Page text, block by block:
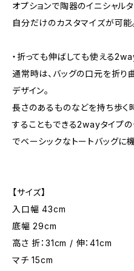
オプションで陶器のイニシャル
自分だけのカスタマイズが可能
・折っても伸ばしても使える
通常時は、バッグの口元を折り
デザイン。
長さのあるものなどを持ち歩く
することもできる2wayタイプの
でベーシックなトートバッグに
【サイズ】
入口幅 43cm
底幅 29cm
高さ 折：31cm / 伸：41cm
マチ 15cm